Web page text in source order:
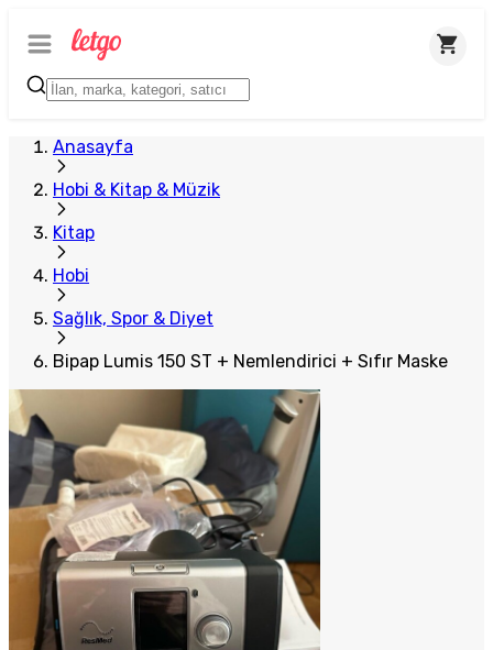
Anasayfa
Hobi & Kitap & Müzik
Kitap
Hobi
Sağlık, Spor & Diyet
Bipap Lumis 150 ST + Nemlendirici + Sıfır Maske